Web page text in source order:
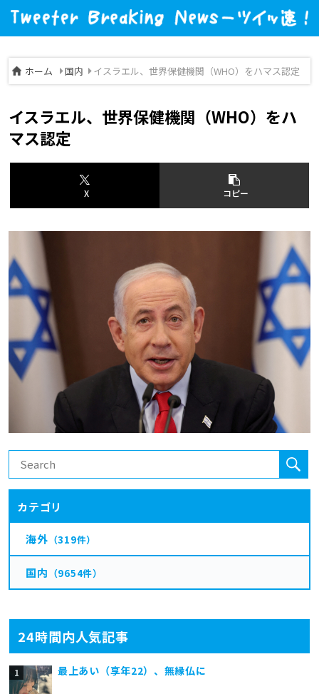
ホーム 国内 イスラエル、世界保健機関（WHO）をハマス認定
24時間内人気記事
最上あい（享年22）、無縁仏に
イスラエル、世界保健機関（WHO）をハ
マス認定
X コピー
カテゴリ
海外 （319件）
国内 （9654件）